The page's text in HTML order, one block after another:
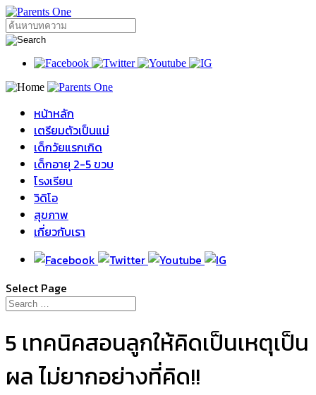
หน้าหลัก
เตรียมตัวเป็นแม่
เด็กวัยแรกเกิด
เด็กอายุ 2-5 ขวบ
โรงเรียน
วิดิโอ
สุขภาพ
เกี่ยวกับเรา
Select Page
5 เทคนิคสอนลูกให้คิดเป็นเหตุเป็น
ผล ไม่ยากอย่างที่คิด!!